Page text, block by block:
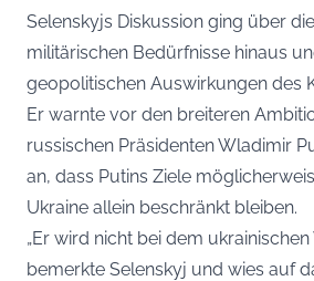
Selenskyjs Diskussion ging über
militärischen Bedürfnisse hinaus
geopolitischen Auswirkungen des
Er warnte vor den breiteren
russischen Präsidenten Wladimir
an, dass Putins Ziele
Ukraine allein beschränkt bleiben.
„Er wird nicht bei dem ukrainischen
bemerkte Selenskyj und wies auf